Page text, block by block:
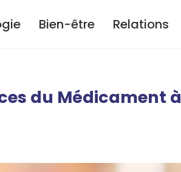
Bien-être Relations
du Médicament à